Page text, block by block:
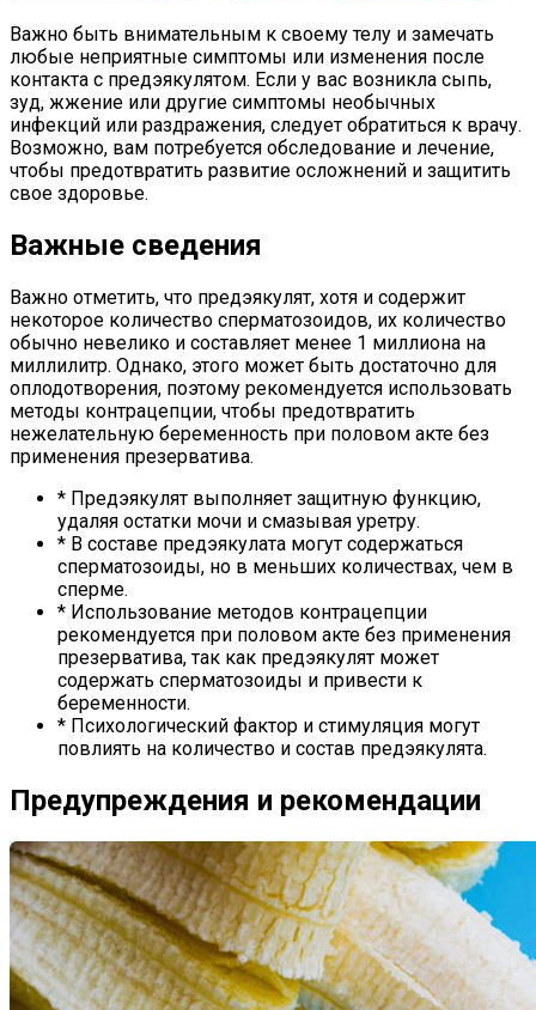
Важно быть внимательным к своему телу и замечать
любые неприятные симптомы или изменения после
контакта с предэякулятом. Если у вас возникла сыпь,
зуд, жжение или другие симптомы необычных
инфекций или раздражения, следует обратиться к врачу.
Возможно, вам потребуется обследование и лечение,
чтобы предотвратить развитие осложнений и защитить
свое здоровье.
Важные сведения
Важно отметить, что предэякулят, хотя и содержит
некоторое количество сперматозоидов, их количество
обычно невелико и составляет менее 1 миллиона на
миллилитр. Однако, этого может быть достаточно для
оплодотворения, поэтому рекомендуется использовать
методы контрацепции, чтобы предотвратить
нежелательную беременность при половом акте без
применения презерватива.
* Предэякулят выполняет защитную функцию,
удаляя остатки мочи и смазывая уретру.
* В составе предэякулата могут содержаться
сперматозоиды, но в меньших количествах, чем в
сперме.
* Использование методов контрацепции
рекомендуется при половом акте без применения
презерватива, так как предэякулят может
содержать сперматозоиды и привести к
беременности.
* Психологический фактор и стимуляция могут
повлиять на количество и состав предэякулята.
Предупреждения и рекомендации